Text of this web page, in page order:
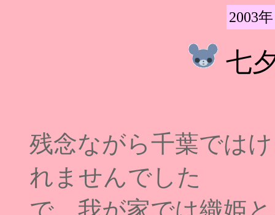
2003
七
残念ながら千葉では
れませんでした